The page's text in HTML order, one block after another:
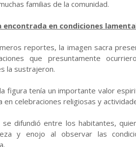
familias de la comunidad.
encontrada en condiciones
reportes, la imagen sacra
que presuntamente
la sustrajeron.
figura tenía un importante valor
en celebraciones religiosas y
se difundió entre los habitantes,
y enojo al observar las